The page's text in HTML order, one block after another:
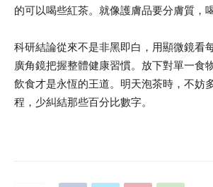
的可以喝些紅茶。就像護膚品要分膚質，
科研結論從來不是非黑即白，用顯微鏡看
廣角鏡把握整體健康習慣。放下對單一食
飲食才是永恆的王道。明天泡茶時，不妨
程，少糾結那些百分比數字。